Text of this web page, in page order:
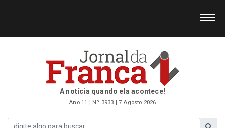
A notícia quando ela acontece!
Ano 11 | Nº 3933 | 7 Agosto 2026